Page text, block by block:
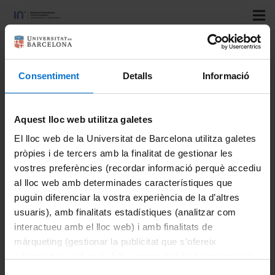
Consentiment Detalls Informació
Aquest lloc web utilitza galetes
El lloc web de la Universitat de Barcelona utilitza galetes
pròpies i de tercers amb la finalitat de gestionar les
vostres preferències (recordar informació perquè accediu
al lloc web amb determinades característiques que
puguin diferenciar la vostra experiència de la d’altres
usuaris), amb finalitats estadístiques (analitzar com
interactueu amb el lloc web) i amb finalitats de
màrqueting (gestionar la publicitat que s’ofereix
Title: Silk-Reinforced Collagen
Hydrogels with Raised Multiscale
Stiffness for Mesenchymal Cells
Authors:Sanz-Fraile, Hector; Amoros, Susana;
Mendizabal, Irene; Galvez-Monton, Carolina; Prat-Vidal,
Cristina; Bayes-Genis, Antoni; Navajas, Daniel; Farre,
Ramon; Otero, Jorge
Journal:
Tissue Engineering, Part A
Vol:26
Number:5-6
Start page:358